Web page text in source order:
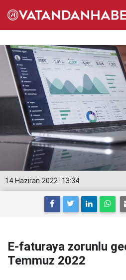
13:34
14 Haziran 2022
E-faturaya zorunlu
Temmuz 2022